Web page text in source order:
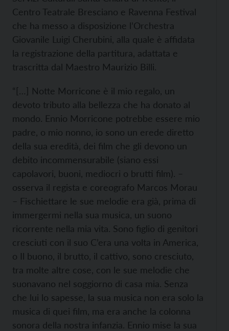
Centro Teatrale Bresciano e Ravenna Festival
che ha messo a disposizione l’Orchestra
Giovanile Luigi Cherubini, alla quale è affidata
la registrazione della partitura, adattata e
trascritta dal Maestro Maurizio Billi.
“[…] Notte Morricone è il mio regalo, un
devoto tributo alla bellezza che ha donato al
mondo. Ennio Morricone potrebbe essere mio
padre, o mio nonno, io sono un erede diretto
della sua eredità, dei film che gli devono un
debito incommensurabile (siano essi
capolavori, buoni, mediocri o brutti film). –
osserva il regista e coreografo Marcos Morau
– Fischiettare le sue melodie era già, prima di
immergermi nella sua musica, un suono
ricorrente nella mia vita. Sono figlio di genitori
cresciuti con il suo C’era una volta in America,
o Il buono, il brutto, il cattivo, sono cresciuto,
tra molte altre cose, con le sue melodie che
suonavano nel soggiorno di casa mia. Senza
che lui lo sapesse, la sua musica non era solo la
musica di quei film, ma era anche la colonna
sonora della nostra infanzia. Ennio mise la sua